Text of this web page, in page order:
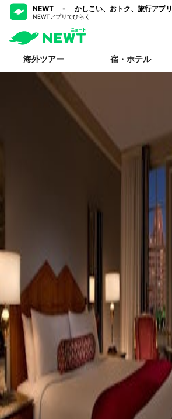
NEWT - かしこい、おトク、旅行アプリ
NEWTアプリでひらく
海外ツアー 宿・ホテル